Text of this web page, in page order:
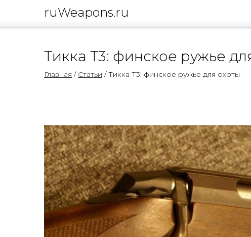
ruWeapons.ru
Тикка Т3: финское ружье
Главная / Статьи / Тикка Т3: финское ружье для охоты